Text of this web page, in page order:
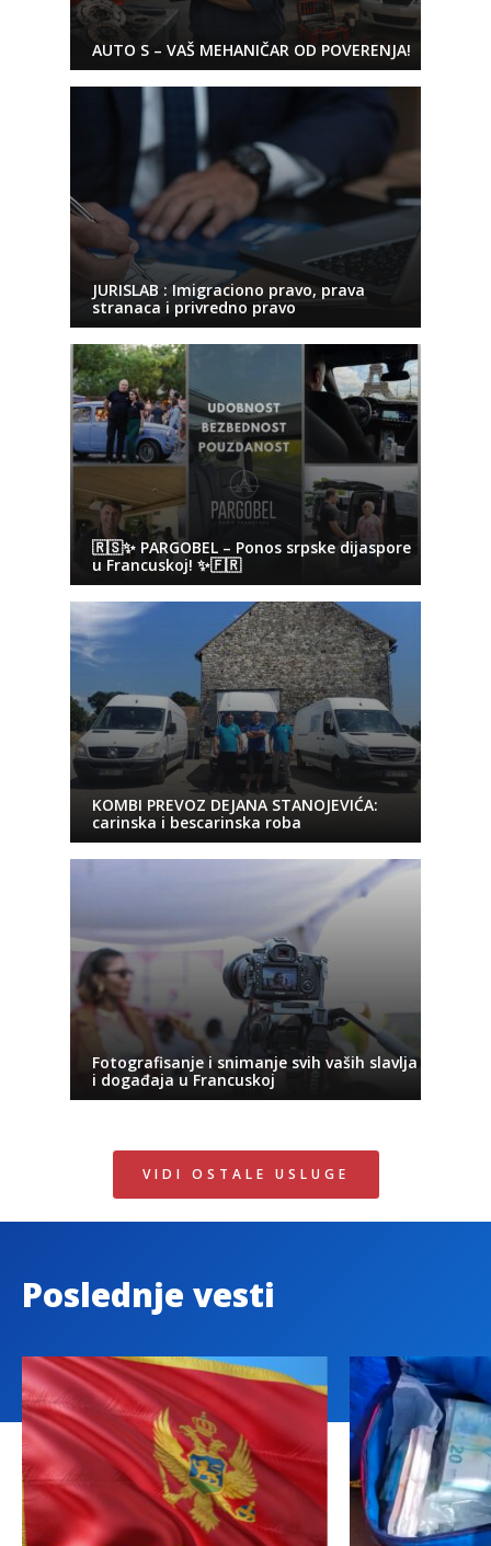
AUTO S – VAŠ MEHANIČAR OD POVERENJA!
JURISLAB : Imigraciono pravo, prava
stranaca i privredno pravo
🇷🇸✨ PARGOBEL – Ponos srpske dijaspore
u Francuskoj! ✨🇫🇷
KOMBI PREVOZ DEJANA STANOJEVIĆA:
carinska i bescarinska roba
Fotografisanje i snimanje svih vaših slavlja
i događaja u Francuskoj
VIDI OSTALE USLUGE
Poslednje vesti